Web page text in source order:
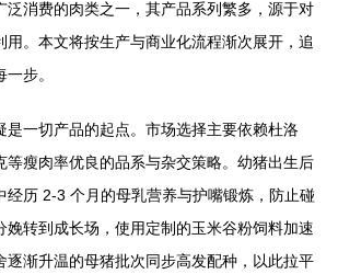
泛消费的肉类之一，其产品系列繁多，源于对
用。本文将按生产与商业化流程渐次展开，追
步。
是一切产品的起点。市场选择主要依赖杜洛
等瘦肉率优良的品系与杂交策略。幼猪出生后
经历 2-3 个月的母乳营养与护嘴锻炼，防止碰
娩转到成长场，使用定制的玉米谷粉饲料加速
逐渐升温的母猪批次同步高发配种，以此拉平